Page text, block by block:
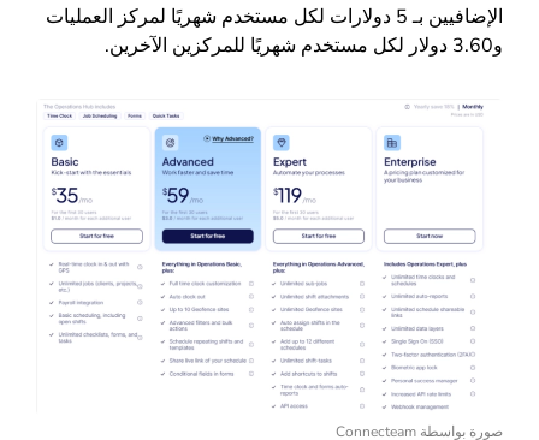
الإضافيين بـ 5 دولارات لكل مستخدم شهريًا لمركز العمليات
و3.60 دولار لكل مستخدم شهريًا للمركزين الآخرين.
صورة بواسطة Connecteam